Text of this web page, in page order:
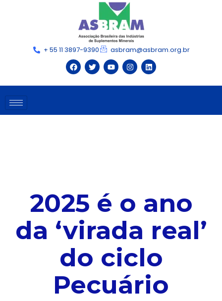
+ 55 11 3897-9390 asbram@asbram.org.br
2025 é o ano
da ‘virada real’
do ciclo
Pecuário